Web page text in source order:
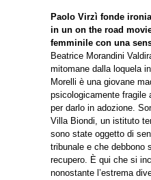
Paolo Virzì fonde
in un on the road
femminile con una
Beatrice Morandini
mitomane dalla loquela
Morelli è una giovane
psicologicamente
per darlo in adozione.
Villa Biondi, un istituto
sono state oggetto di
tribunale e che debbono
recupero. È qui che si
nonostante l’estrema